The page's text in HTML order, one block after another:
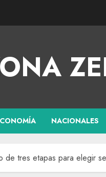
NACIONALES
de tres etapas para elegir